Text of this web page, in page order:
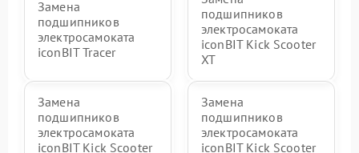
Замена
подшипников
электросамоката
iconBIT Tracer
подшипников
электросамоката
iconBIT Kick Scooter
XT
Замена
подшипников
электросамоката
iconBIT Kick Scooter
Замена
подшипников
электросамоката
iconBIT Kick Scooter